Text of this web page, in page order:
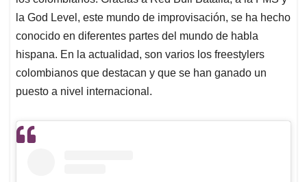
la God Level, este mundo de improvisación, se ha hecho
conocido en diferentes partes del mundo de habla
hispana. En la actualidad, son varios los freestylers
colombianos que destacan y que se han ganado un
puesto a nivel internacional.